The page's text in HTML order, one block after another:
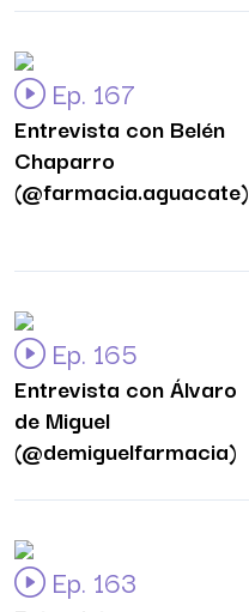
Ep. 167
Entrevista con Belén
Chaparro
(@farmacia.aguacate)
Ep. 165
Entrevista con Álvaro
de Miguel
(@demiguelfarmacia)
Ep. 163